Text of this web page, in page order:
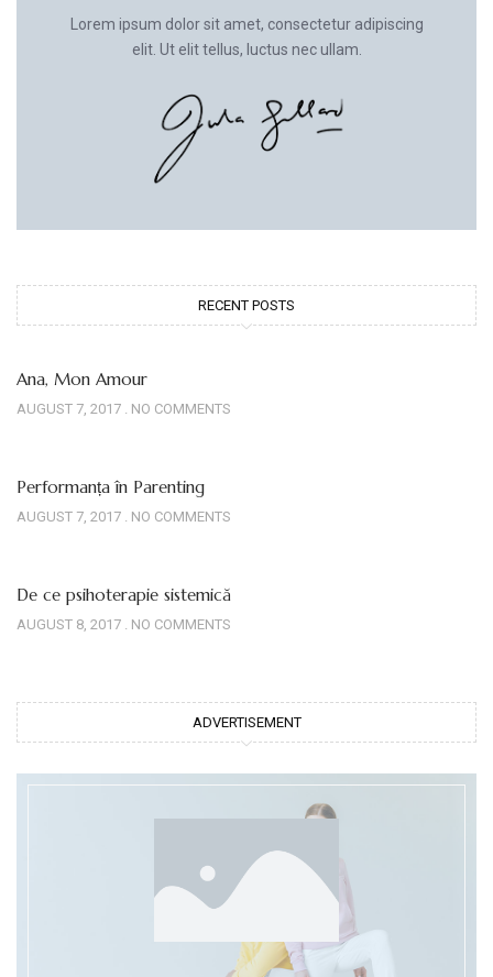
Lorem ipsum dolor sit amet, consectetur adipiscing
elit. Ut elit tellus, luctus nec ullam.
RECENT POSTS
Ana, Mon Amour
AUGUST 7, 2017 NO COMMENTS
Performanța în Parenting
AUGUST 7, 2017 NO COMMENTS
De ce psihoterapie sistemică
AUGUST 8, 2017 NO COMMENTS
ADVERTISEMENT